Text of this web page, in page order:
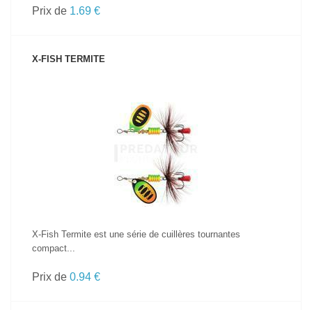
Prix de 1.69 €
X-FISH TERMITE
VOIR LE PRODUIT
X-Fish Termite est une série de cuillères tournantes
compact...
Prix de 0.94 €